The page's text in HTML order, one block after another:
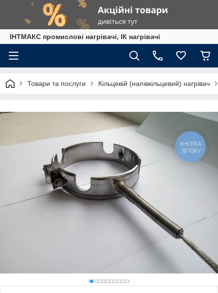
ІНТМАКС промислові нагрівачі, ІК нагрівачі
Товари та послуги Кільцевій (напівкільцевий) нагрівач
КНОПКА
ЗВ'ЯЗКУ